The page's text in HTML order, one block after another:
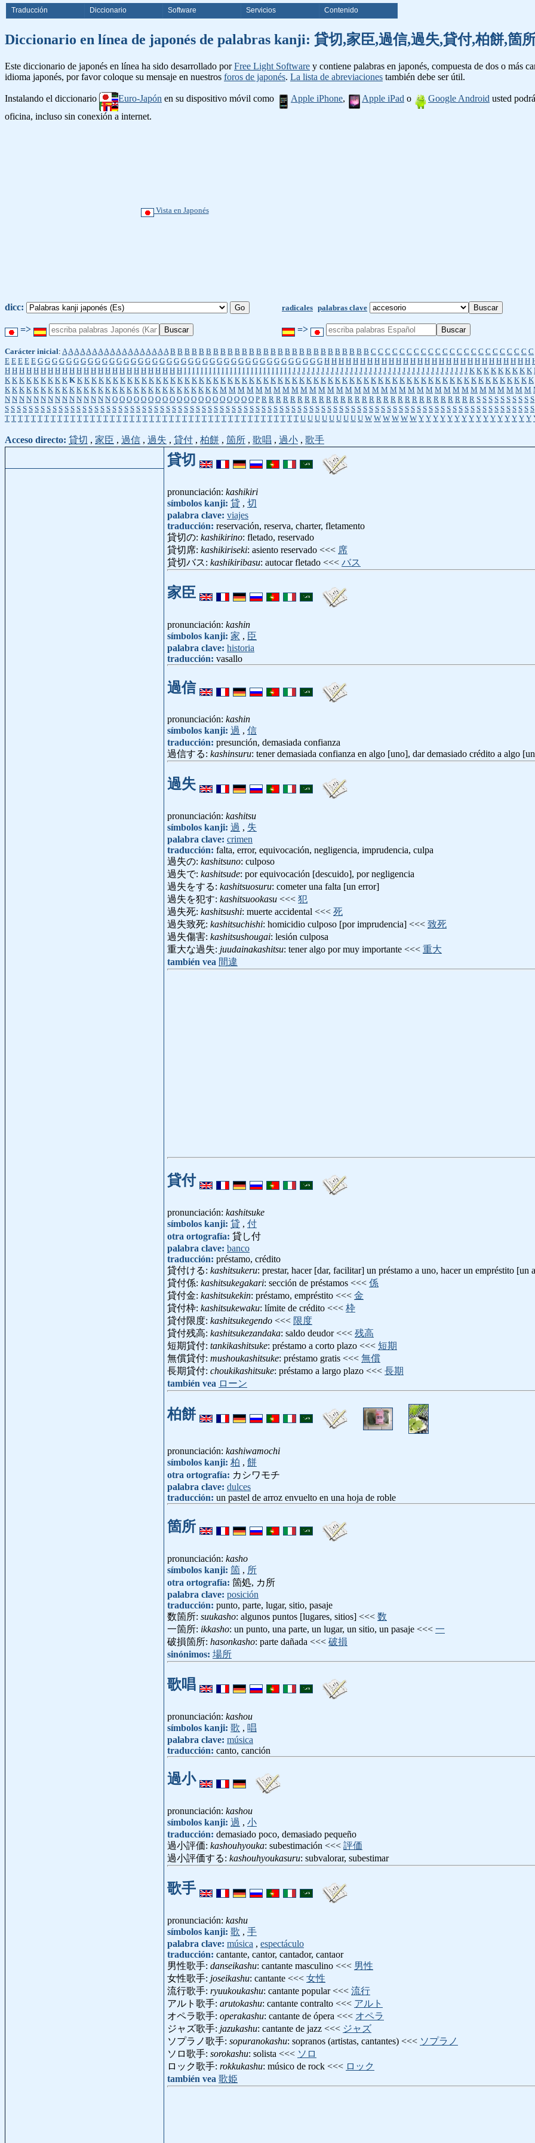
Traducción Diccionario Software Servicios Contenido
Diccionario en línea de japonés de palabras kanji: 貸切,家臣,過信,過失,貸付,柏餅,箇
Este diccionario de japonés en línea ha sido desarrollado porFree Light Software y contiene palabras en japonés, compuesta de dos o más
idioma japonés, por favor coloque su mensaje en nuestros foros de japonés. La lista de abreviaciones también debe ser útil.
Instalando el diccionario Euro-Japón en su dispositivo móvil como Apple iPhone, Apple iPad o Google Android usted
oficina, incluso sin conexión a internet.
Vista en Japonés
dicc: radicales palabras clave
=> =>
Carácter inicial: A A A A A A A A A A A A A A A A A A B B B B B B B B B B B B B B B B B B B B B B B B B B B B C C C C C C C C C C C C C C C C C C C C C C C
E E E E E G G G G G G G G G G G G G G G G G G G G G G G G G G G G G G G G G G G G G G G G H H H H H H H H H H H H H H H H H H H H H H H H H H H H H
H H H H H H H H H H H H H H H H H H H H H H H H H I I I I I I I I I I I I I I I I I I I I I I I I I I J J J J J J J J J J J J J J J J J J J J J J J J J J J J J J J J J J J J J K K K K K K K K K
K K K K K K K K K K K K K K K K K K K K K K K K K K K K K K K K K K K K K K K K K K K K K K K K K K K K K K K K K K K K K K K K K K K K K K K K K K
K K K K K K K K K K K K K K K K K K K K K K K K K K K K K K M M M M M M M M M M M M M M M M M M M M M M M M M M M M M M M M M M M
N N N N N N N N N N N N N N N O O O O O O O O O O O O O O O O O O O O P R R R R R R R R R R R R R R R R R R R R R R R R R R R R R R S S S S S S S S S S
S S S S S S S S S S S S S S S S S S S S S S S S S S S S S S S S S S S S S S S S S S S S S S S S S S S S S S S S S S S S S S S S S S S S S S S S S S S S S S S S S S S S S S S S S
T T T T T T T T T T T T T T T T T T T T T T T T T T T T T T T T T T T T T T T T T T T T T U U U U U U U U U W W W W W W Y Y Y Y Y Y Y Y Y Y Y Y Y Y Y Y
Acceso directo: 貸切 , 家臣 , 過信 , 過失 , 貸付 , 柏餅 , 箇所 , 歌唱 , 過小 , 歌手
貸切
pronunciación: kashikiri
símbolos kanji: 貸 , 切
palabra clave: viajes
traducción: reservación, reserva, charter, fletamento
貸切の: kashikirino: fletado, reservado
貸切席: kashikiriseki: asiento reservado <<< 席
貸切バス: kashikiribasu: autocar fletado <<< バス
家臣
pronunciación: kashin
símbolos kanji: 家 , 臣
palabra clave: historia
traducción: vasallo
過信
pronunciación: kashin
símbolos kanji: 過 , 信
traducción: presunción, demasiada confianza
過信する: kashinsuru: tener demasiada confianza en algo [uno], dar demasiado crédito a algo
過失
pronunciación: kashitsu
símbolos kanji: 過 , 失
palabra clave: crimen
traducción: falta, error, equivocación, negligencia, imprudencia, culpa
過失の: kashitsuno: culposo
過失で: kashitsude: por equivocación [descuido], por negligencia
過失をする: kashitsuosuru: cometer una falta [un error]
過失を犯す: kashitsuookasu <<< 犯
過失死: kashitsushi: muerte accidental <<< 死
過失致死: kashitsuchishi: homicidio culposo [por imprudencia] <<< 致死
過失傷害: kashitsushougai: lesión culposa
重大な過失: juudainakashitsu: tener algo por muy importante <<< 重大
también vea 間違
貸付
pronunciación: kashitsuke
símbolos kanji: 貸 , 付
otra ortografía: 貸し付
palabra clave: banco
traducción: préstamo, crédito
貸付ける: kashitsukeru: prestar, hacer [dar, facilitar] un préstamo a uno, hacer un empréstito [un
貸付係: kashitsukegakari: sección de préstamos <<< 係
貸付金: kashitsukekin: préstamo, empréstito <<< 金
貸付枠: kashitsukewaku: límite de crédito <<< 枠
貸付限度: kashitsukegendo <<< 限度
貸付残高: kashitsukezandaka: saldo deudor <<< 残高
短期貸付: tankikashitsuke: préstamo a corto plazo <<< 短期
無償貸付: mushoukashitsuke: préstamo gratis <<< 無償
長期貸付: choukikashitsuke: préstamo a largo plazo <<< 長期
también vea ローン
柏餅
pronunciación: kashiwamochi
símbolos kanji: 柏 , 餅
otra ortografía: カシワモチ
palabra clave: dulces
traducción: un pastel de arroz envuelto en una hoja de roble
箇所
pronunciación: kasho
símbolos kanji: 箇 , 所
otra ortografía: 箇処, カ所
palabra clave: posición
traducción: punto, parte, lugar, sitio, pasaje
数箇所: suukasho: algunos puntos [lugares, sitios] <<< 数
一箇所: ikkasho: un punto, una parte, un lugar, un sitio, un pasaje <<< 一
破損箇所: hasonkasho: parte dañada <<< 破損
sinónimos: 場所
歌唱
pronunciación: kashou
símbolos kanji: 歌 , 唱
palabra clave: música
traducción: canto, canción
過小
pronunciación: kashou
símbolos kanji: 過 , 小
traducción: demasiado poco, demasiado pequeño
過小評価: kashouhyouka: subestimación <<< 評価
過小評価する: kashouhyoukasuru: subvalorar, subestimar
歌手
pronunciación: kashu
símbolos kanji: 歌 , 手
palabra clave: música , espectáculo
traducción: cantante, cantor, cantador, cantaor
男性歌手: danseikashu: cantante masculino <<< 男性
女性歌手: joseikashu: cantante <<< 女性
流行歌手: ryuukoukashu: cantante popular <<< 流行
アルト歌手: arutokashu: cantante contralto <<< アルト
オペラ歌手: operakashu: cantante de ópera <<< オペラ
ジャズ歌手: jazukashu: cantante de jazz <<< ジャズ
ソプラノ歌手: sopuranokashu: sopranos (artistas, cantantes) <<< ソプラノ
ソロ歌手: sorokashu: solista <<< ソロ
ロック歌手: rokkukashu: músico de rock <<< ロック
también vea 歌姫